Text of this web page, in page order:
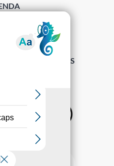
LÉGALES
DONNÉES
DES COOKIES